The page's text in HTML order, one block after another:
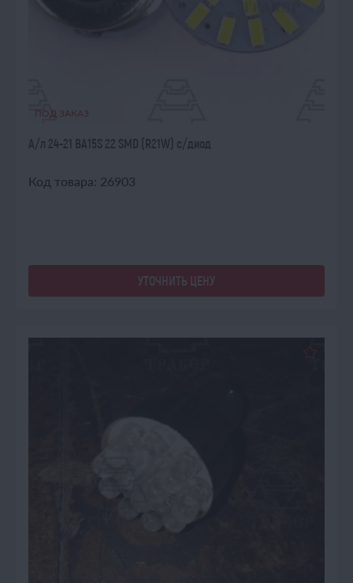
ПОД ЗАКАЗ
А/л 24-21 ВА15S 22 SMD (R21W) с/диод
Код товара: 26903
УТОЧНИТЬ ЦЕНУ